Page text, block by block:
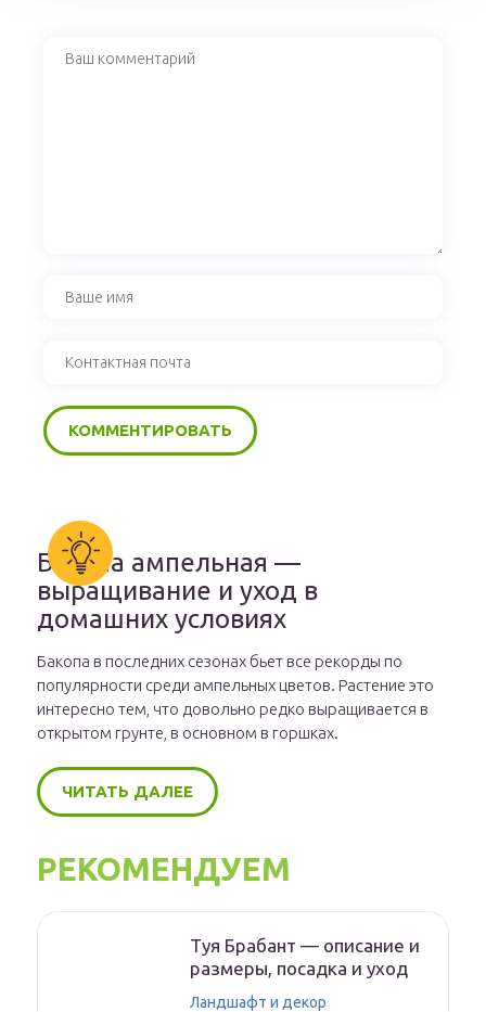
Бакопа ампельная —
выращивание и уход в
домашних условиях
Бакопа в последних сезонах бьет все рекорды по
популярности среди ампельных цветов. Растение это
интересно тем, что довольно редко выращивается в
открытом грунте, в основном в горшках.
ЧИТАТЬ ДАЛЕЕ
РЕКОМЕНДУЕМ
Туя Брабант — описание и
размеры, посадка и уход
Ландшафт и декор